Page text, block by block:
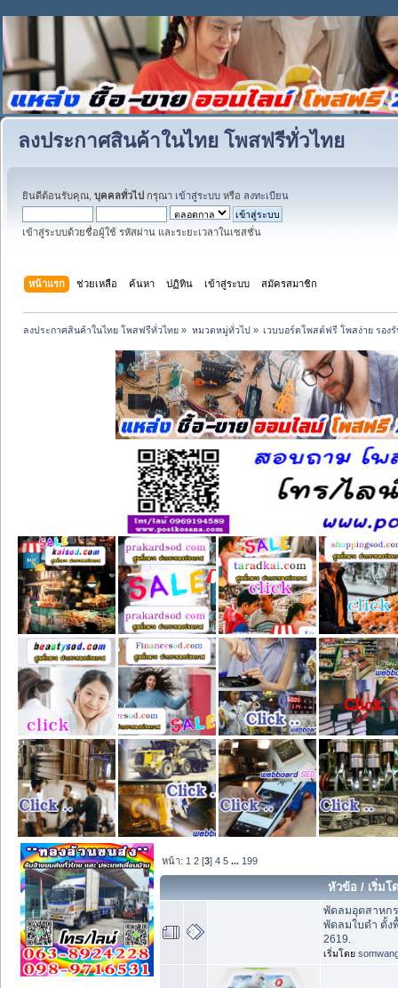
ลงประกาศสินค้าในไทย โพสฟรีทั่วไทย
ยินดีต้อนรับคุณ, บุคคลทั่วไป กรุณา เข้าสู่ระบบ หรือ ลงทะเบียน
เข้าสู่ระบบด้วยชื่อผู้ใช้ รหัสผ่าน และระยะเวลาในเซสชั่น
หน้าแรก ช่วยเหลือ ค้นหา ปฏิทิน เข้าสู่ระบบ สมัครสมาชิก
ลงประกาศสินค้าในไทย โพสฟรีทั่วไทย » หมวดหมู่ทั่วไป» เวบบอร์ดโพสต์ฟรี โพสง่าย รอง
หน้า: 1 2 [3]4 5 ... 199
หัวข้อ / เริ่มโ
พัดลมอุตสาหก
พัดลมใบดำ ตั้ง
2619.
เริ่มโดย